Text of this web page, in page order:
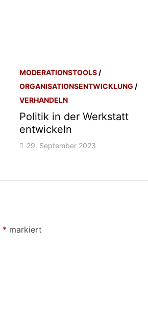
MODERATIONSTOOLS /
ORGANISATIONSENTWICKLUNG /
VERHANDELN
Politik in der Werkstatt
entwickeln
29. September 2023
* markiert